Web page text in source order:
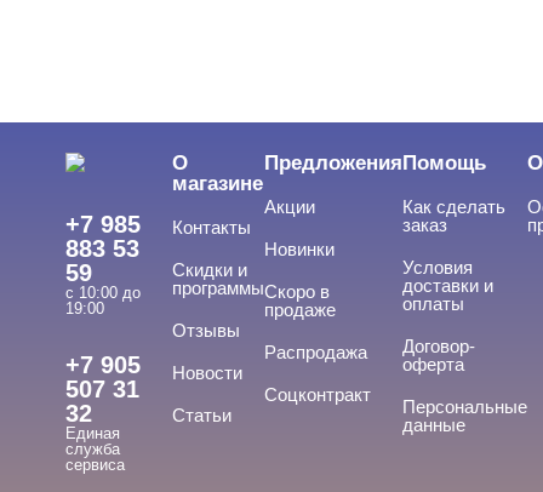
+7 985
883 53
59
с 10:00 до
19:00
+7 905
507 31
32
Единая
служба
сервиса
О
магазине
Контакты
Скидки и
программы
Отзывы
Новости
Статьи
Предложения
Акции
Новинки
Скоро в
продаже
Распродажа
Соцконтракт
Помощь
Как сделать
заказ
Условия
доставки и
оплаты
Договор-
оферта
Персональные
данные